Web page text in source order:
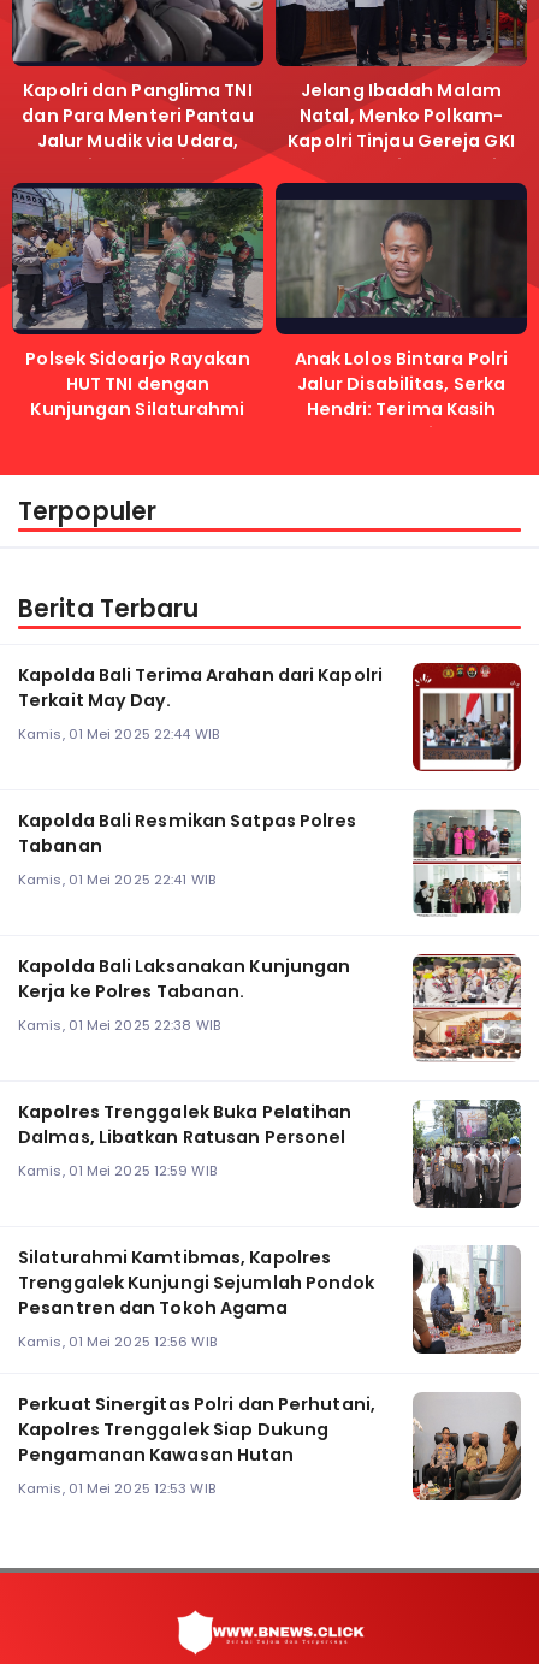
Kapolri dan Panglima TNI
dan Para Menteri Pantau
Jalur Mudik via Udara,
Pastikan Lalu Lintas
Lancar
Jelang Ibadah Malam
Natal, Menko Polkam-
Kapolri Tinjau Gereja GKI
Samanhudi dan Gereja
Polsek Sidoarjo Rayakan
HUT TNI dengan
Kunjungan Silaturahmi
Anak Lolos Bintara Polri
Jalur Disabilitas, Serka
Hendri: Terima Kasih
Kapolri
Terpopuler
Berita Terbaru
Kapolda Bali Terima Arahan dari Kapolri
Terkait May Day.
Kamis, 01 Mei 2025 22:44 WIB
Kapolda Bali Resmikan Satpas Polres
Tabanan
Kamis, 01 Mei 2025 22:41 WIB
Kapolda Bali Laksanakan Kunjungan
Kerja ke Polres Tabanan.
Kamis, 01 Mei 2025 22:38 WIB
Kapolres Trenggalek Buka Pelatihan
Dalmas, Libatkan Ratusan Personel
Kamis, 01 Mei 2025 12:59 WIB
Silaturahmi Kamtibmas, Kapolres
Trenggalek Kunjungi Sejumlah Pondok
Pesantren dan Tokoh Agama
Kamis, 01 Mei 2025 12:56 WIB
Perkuat Sinergitas Polri dan Perhutani,
Kapolres Trenggalek Siap Dukung
Pengamanan Kawasan Hutan
Kamis, 01 Mei 2025 12:53 WIB